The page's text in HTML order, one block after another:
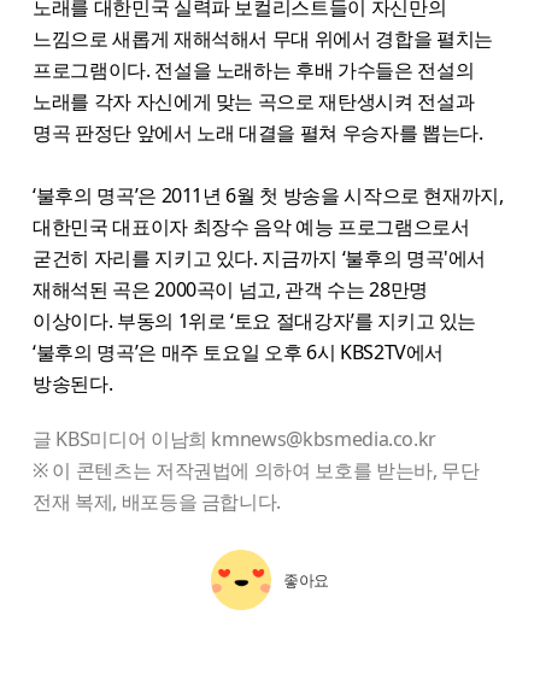
노래를 대한민국 실력파 보컬리스트들이 자신만의
느낌으로 새롭게 재해석해서 무대 위에서 경합을 펼치는
프로그램이다. 전설을 노래하는 후배 가수들은 전설의
노래를 각자 자신에게 맞는 곡으로 재탄생시켜 전설과
명곡 판정단 앞에서 노래 대결을 펼쳐 우승자를 뽑는다.
‘불후의 명곡’은 2011년 6월 첫 방송을 시작으로 현재까지,
대한민국 대표이자 최장수 음악 예능 프로그램으로서
굳건히 자리를 지키고 있다. 지금까지 ‘불후의 명곡'에서
재해석된 곡은 2000곡이 넘고, 관객 수는 28만명
이상이다. 부동의 1위로 ‘토요 절대강자’를 지키고 있는
‘불후의 명곡’은 매주 토요일 오후 6시 KBS2TV에서
방송된다.
글 KBS미디어 이남희 kmnews@kbsmedia.co.kr
※ 이 콘텐츠는 저작권법에 의하여 보호를 받는바, 무단
전재 복제, 배포등을 금합니다.
좋아요